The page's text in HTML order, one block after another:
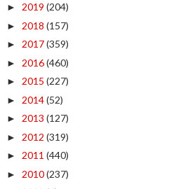
► 2019 (204)
► 2018 (157)
► 2017(359)
► 2016(460)
► 2015 (227)
► 2014(52)
► 2013 (127)
► 2012 (319)
► 2011 (440)
► 2010(237)